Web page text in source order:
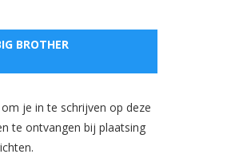
BROTHER
je in te schrijven op deze
te ontvangen bij plaatsing